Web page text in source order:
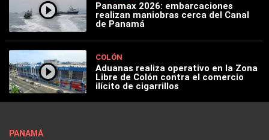
Panamax 2026: embarcaciones
realizan maniobras cerca del Canal
de Panamá
COLÓN
Aduanas realiza operativo en la Zona
Libre de Colón contra el comercio
ilícito de cigarrillos
PANAMÁ